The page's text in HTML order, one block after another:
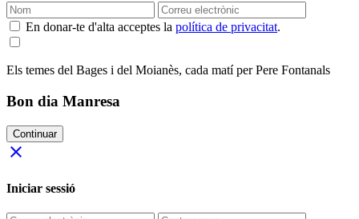
En donar-te d'alta acceptes la política de privacitat.
Els temes del Bages i del Moianès, cada matí per Pere Fontanals
Bon dia Manresa
Continuar
close
Iniciar sessió